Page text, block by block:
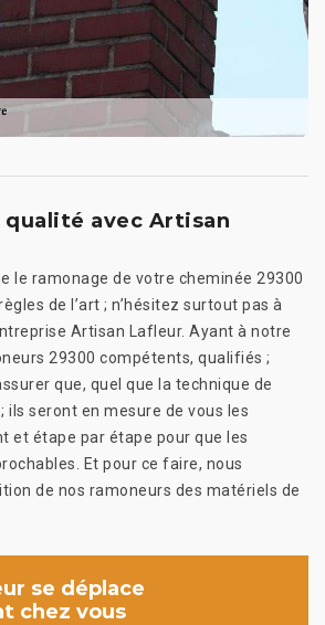
avec Artisan
le ramonage de votre cheminée 29300
de l’art ; n’hésitez surtout pas à
Artisan Lafleur. Ayant à notre
29300 compétents, qualifiés ;
que, quel que la technique de
ils seront en mesure de vous les
et étape par étape pour que les
Et pour ce faire, nous
de nos ramoneurs des matériels de
se déplace
chez vous